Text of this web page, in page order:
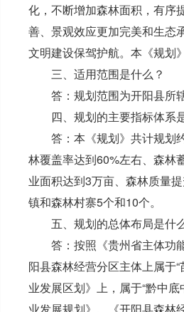
化，不断增加森林面积，有序
善、景观效应更加完美和生态
文明建设保驾护航。 本《规划
三、适用范围是什么？
答：规划范围为开阳县所
四、规划的主要指标体系
答：本《规划》共计规划
林覆盖率达到60%左右、森林
业面积达到3万亩、森林质量
镇和森林村寨5个和10个。
五、规划的总体布局是什
答：按照《贵州省主体功
阳县森林经营分区主体上属于
业发展区划》上，属于“黔中